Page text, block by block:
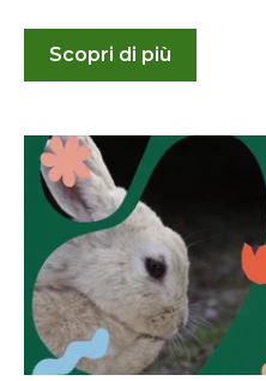
Scopri di più